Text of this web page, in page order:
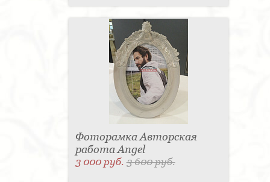
Фоторамка Авторская
работа Angel
3 000 руб.3 600 руб.